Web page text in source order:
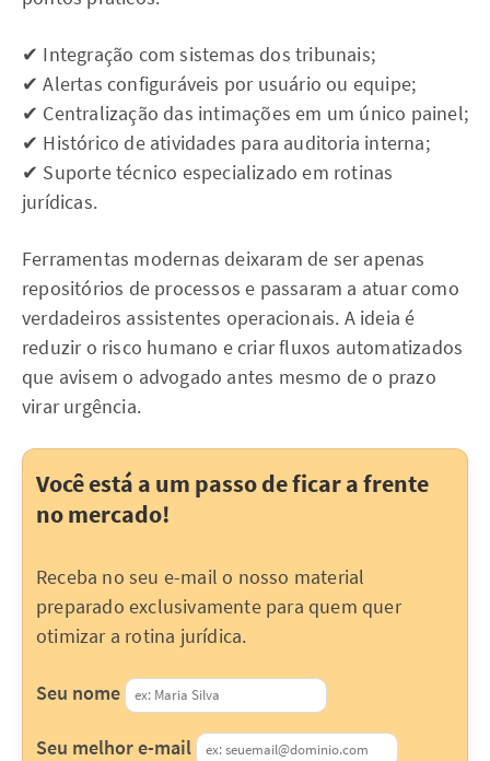
✔ Integração com sistemas dos tribunais;
✔ Alertas configuráveis por usuário ou equipe;
✔ Centralização das intimações em um único painel;
✔ Histórico de atividades para auditoria interna;
✔ Suporte técnico especializado em rotinas
jurídicas.
Ferramentas modernas deixaram de ser apenas
repositórios de processos e passaram a atuar como
verdadeiros assistentes operacionais. A ideia é
reduzir o risco humano e criar fluxos automatizados
que avisem o advogado antes mesmo de o prazo
virar urgência.
Você está a um passo de ficar a frente
no mercado!
Receba no seu e-mail o nosso material
preparado exclusivamente para quem quer
otimizar a rotina jurídica.
Seu nome
Seu melhor e-mail